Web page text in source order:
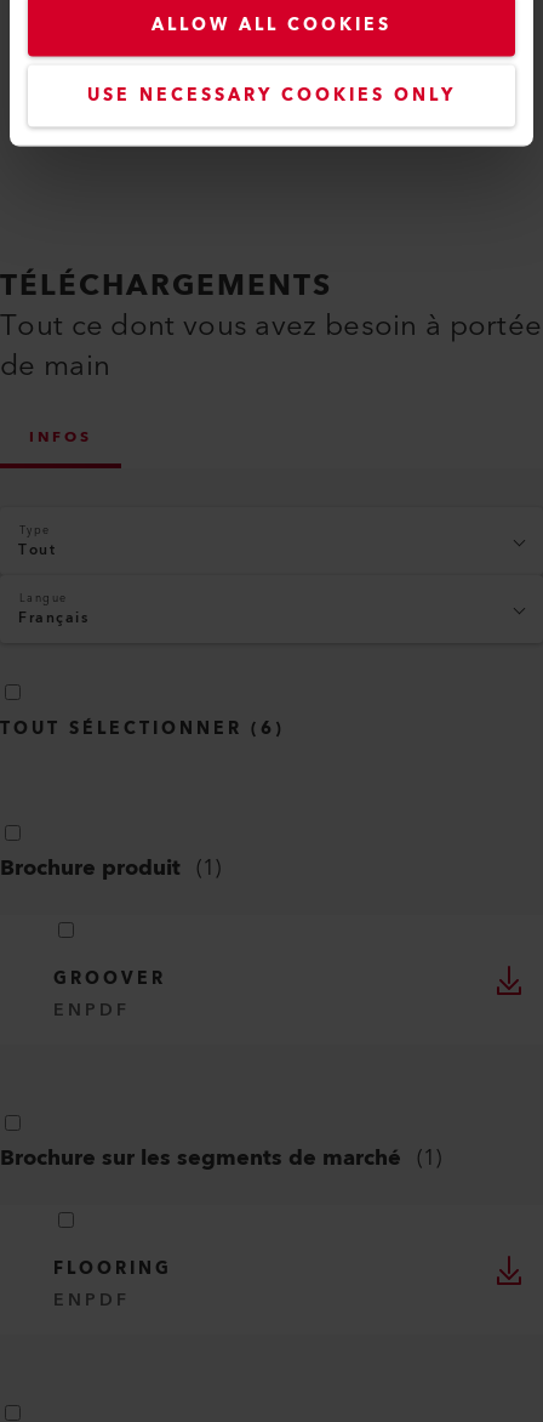
ALLOW ALL COOKIES
USE NECESSARY COOKIES ONLY
Comparer
TÉLÉCHARGEMENTS
Tout ce dont vous avez besoin à portée
de main
INFOS
Type
Tout
Langue
Français
TOUT SÉLECTIONNER ( 6 )
Brochure produit (1)
GROOVER
EN PDF
Brochure sur les segments de marché (1)
FLOORING
EN PDF